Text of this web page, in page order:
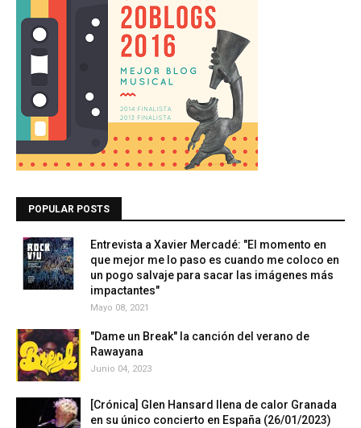
POPULAR POSTS
Entrevista a Xavier Mercadé: "El momento en
que mejor me lo paso es cuando me coloco en
un pogo salvaje para sacar las imágenes más
impactantes"
Mayo 08, 2021
"Dame un Break" la canción del verano de
Rawayana
Junio 04, 2023
[Crónica] Glen Hansard llena de calor Granada
en su único concierto en España (26/01/2023)